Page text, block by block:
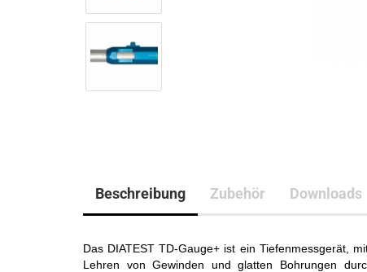
Beschreibung Zubehör Downloads
Das DIATEST TD-Gauge+ ist ein Tiefenmessgerät,
Lehren von Gewinden und glatten Bohrungen